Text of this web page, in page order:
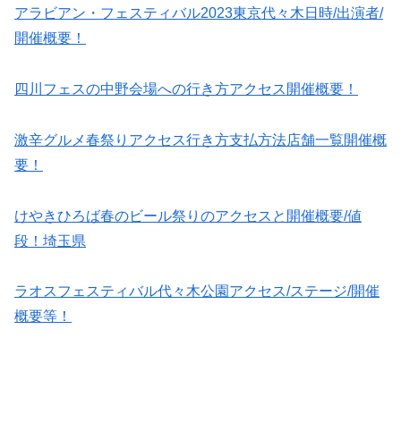
アラビアン・フェスティバル2023東京代々木日時/出演者/
開催概要！
四川フェスの中野会場への行き方アクセス開催概要！
激辛グルメ春祭りアクセス行き方支払方法店舗一覧開催概
要！
けやきひろば春のビール祭りのアクセスと開催概要/値
段！埼玉県
ラオスフェスティバル代々木公園アクセス/ステージ/開催
概要等！